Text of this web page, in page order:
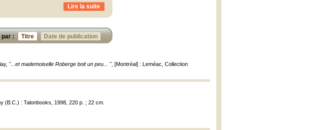
Lire la suite
par : Titre Date de publication
"...et mademoiselle Roberge boit un peu... ", [Montréal] : Leméac, Collection
(B.C.) : Talonbooks, 1998, 220 p. ; 22 cm.